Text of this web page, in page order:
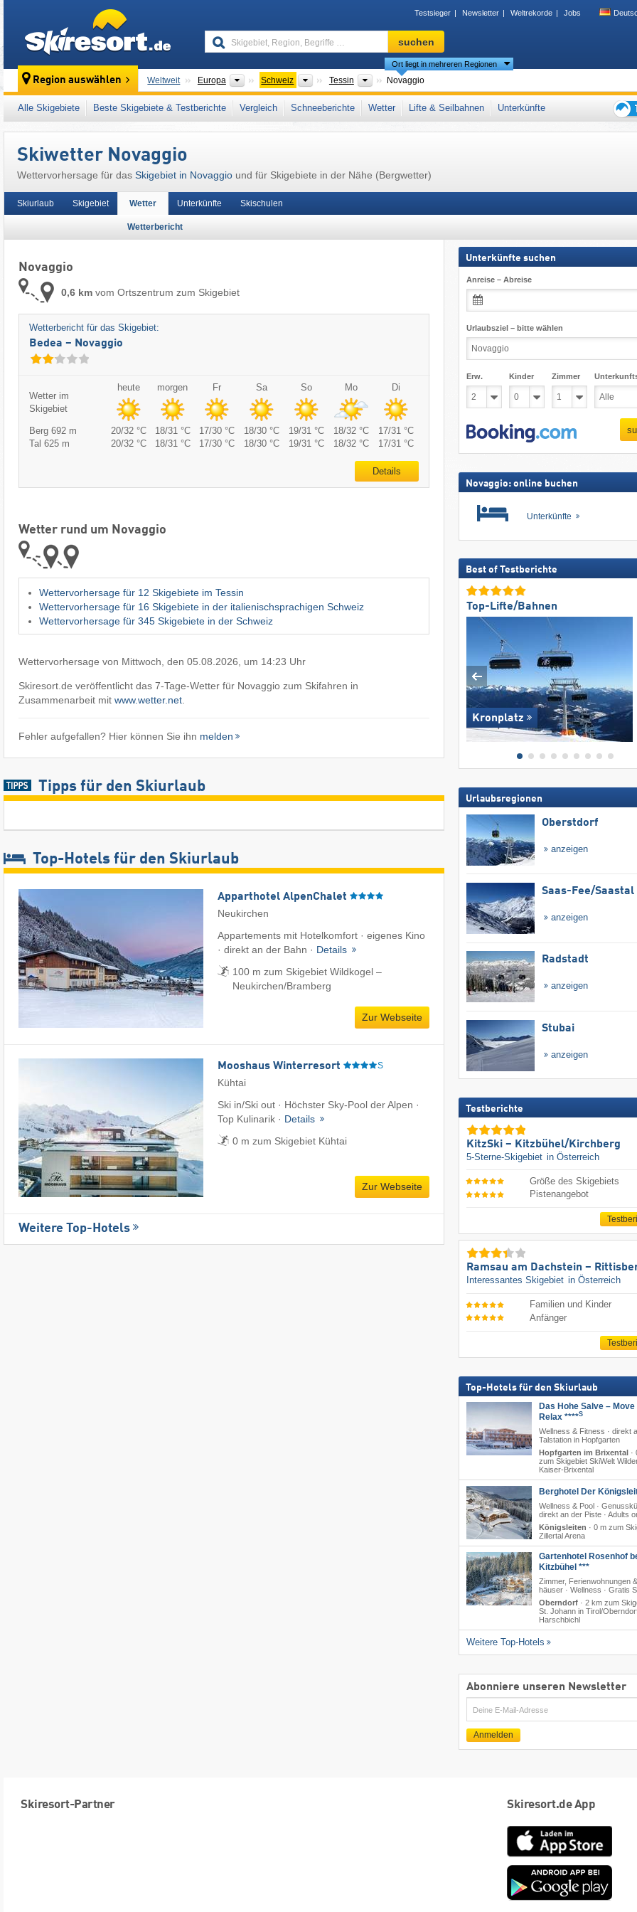
Testsieger Newsletter Weltrekorde Jobs
Skigebiet,
Region,
Begriffe
…
suchen
Region auswählen Weltweit Europa Kontinente
Schweiz LänderTessin Großregionen
Ort liegt in mehreren Regionen
Novaggio
Dieser Ort liegt auch in: Tambogruppe, Italienische Schweiz Schweizer Alpen , Westalpen Alpen , Westeuropa Mitteleuropa
Alle Skigebiete Beste Skigebiete & Testberichte Vergleich Schneeberichte Wetter Lifte & Seilbahnen
Unterkünfte
Skiwetter Novaggio
Wettervorhersage für das Skigebiet in Novaggio und für Skigebiete in der Nähe (Bergwetter)
Skiurlaub Skigebiet Wetter
Wetterbericht
Unterkünfte Skischulen
Novaggio
0,6 kmvom Ortszentrum zum Skigebiet
Wetterbericht für das Skigebiet:
Bedea – Novaggio
Wetter im
Skigebiet
heute morgen Fr Sa So Mo Di
Berg 692 m 20/32 °C 18/31 °C 17/30 °C 18/30 °C 19/31 °C 18/32 °C
17/31 °C
Tal 625 m
20/32 °C 18/31 °C 17/30 °C 18/30 °C 19/31 °C 18/32 °C 17/31 °C
Details
Wetter rund um Novaggio
Wettervorhersage für 12 Skigebiete im Tessin
Wettervorhersage für 16 Skigebiete in der italienischsprachigen Schweiz
Wettervorhersage für 345 Skigebiete in der Schweiz
Wettervorhersage von Mittwoch, den 05.08.2026, um 14:23 Uhr
Skiresort.de veröffentlicht das 7-Tage-Wetter für Novaggio zum Skifahren in
Zusammenarbeit mit www.wetter.net.
Fehler aufgefallen? Hier können Sie ihn melden
Tipps für den Skiurlaub
Top-Hotels für den Skiurlaub
Apparthotel AlpenChalet
Neukirchen
Appartements mit Hotelkomfort · eigenes Kino
· direkt an der Bahn · Details
100 m zum Skigebiet Wildkogel –
Neukirchen/​Bramberg
Zur Webseite
Mooshaus Winterresort S
Kühtai
Ski in/Ski out · Höchster Sky-Pool der Alpen ·
Top Kulinarik · Details
0 m zum Skigebiet Kühtai
Zur Webseite
Weitere Top-Hotels
Unterkünfte suchen
Anreise – Abreise
Urlaubsziel – bitte wählen
Erw. Kinder Zimmer
Novaggio: online buchen
Unterkünfte
Best of Testberichte
Top-Lifte/Bahnen
Kronplatz
Urlaubsregionen
Oberstdorf
anzeigen
Saas-Fee/​Saastal
anzeigen
Radstadt
anzeigen
Stubai
anzeigen
Testberichte
KitzSki – Kitzbühel/​Kirchberg
5-Sterne-Skigebiet in Österreich
Größe des Skigebiets
Pistenangebot
Ramsau am Dachstein –
Interessantes Skigebiet in Österreich
Familien und Kinder
Anfänger
Top-Hotels für den Skiurlaub
Das Hohe Salve – Move
Relax ****S
Wellness & Fitness · direkt
Talstation in Hopfgarten
Hopfgarten im Brixental·
zum Skigebiet SkiWelt
Kaiser-Brixental
Berghotel Der
Wellness & Pool ·
direkt an der Piste · Adults
Königsleiten · 0 m zum
Zillertal Arena
Gartenhotel Rosenhof
Kitzbühel ***
Zimmer, Ferienwohnungen
häuser · Wellness · Gratis
Oberndorf · 2 km zum
St. Johann in Tirol/​
Harschbichl
Weitere Top-Hotels
Abonniere unseren Newsletter
E-
Mail
Anmelden
Skiresort-Partner Skiresort.de App
App
Store